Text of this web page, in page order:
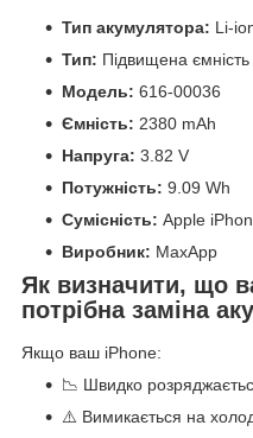
Тип акумулятора: Li-
Тип: Підвищена ємність
Модель: 616-00036
Ємність: 2380 mAh
Напруга: 3.82 V
Потужність: 9.09 Wh
Сумісність: Apple
Виробник: MaxApp
Як визначити, що
потрібна заміна
Якщо ваш iPhone:
📉 Швидко
⚠️ Вимикається на